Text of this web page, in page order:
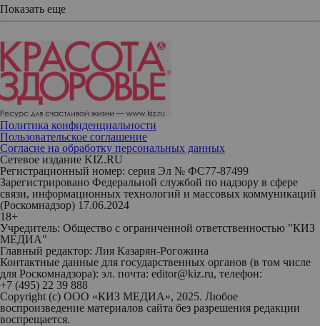
Показать еще
Политика конфиденциальности
Пользовательское соглашение
Согласие на обработку персональных данных
Сетевое издание KIZ.RU
Регистрационный номер: серия Эл № ФС77-87499
Зарегистрировано Федеральной службой по надзору в сфере
связи, информационных технологий и массовых коммуникаций
(Роскомнадзор) 17.06.2024
18+
Учредитель: Общество с ограниченной ответственностью "КИЗ
МЕДИА"
Главный редактор: Лия Казарян-Рогожина
Контактные данные для государственных органов (в том числе
для Роскомнадзора): эл. почта: editor@kiz.ru, телефон:
+7 (495) 22 39 888
Copyright (с) ООО «КИЗ МЕДИА», 2025. Любое
воспроизведение материалов сайта без разрешения редакции
воспрещается.